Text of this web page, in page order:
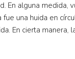
En alguna medida,
fue una huida en
En cierta manera,